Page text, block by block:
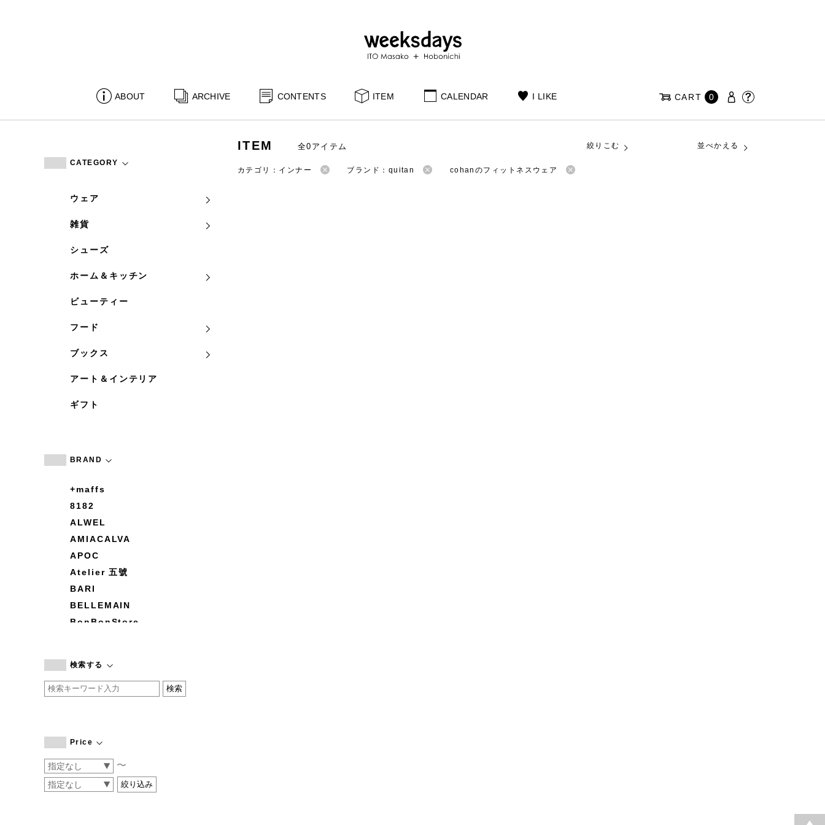
ABOUT ARCHIVE CONTENTS ITEM CALENDAR I LIKE CART 0
CATEGORY
ウェア
雑貨
シューズ
ホーム＆キッチン
ビューティー
フード
ブックス
アート＆インテリア
ギフト
BRAND
+maffs
8182
ALWEL
AMIACALVA
APOC
Atelier 五號
BARI
BELLEMAIN
BonBonStore
by basics
CATWORTH
COGTHEBIGSMOKE
CONVERSE
DEAN & DELUCA
検索する
Price
〜
ITEM 全0アイテム 絞りこむ 並べかえる
カテゴリ：インナー ブランド：quitan cohanのフィットネスウェア